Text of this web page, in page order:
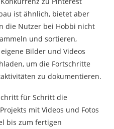
ist ähnlich, bietet aber
die Nutzer bei Hobbi nicht
und sortieren,
Bilder und Videos
um die Fortschritte
zu dokumentieren.
für Schritt die
mit Videos und Fotos
bis zum fertigen